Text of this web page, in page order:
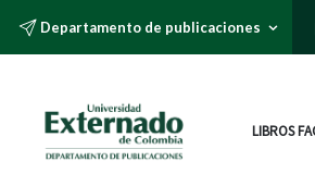
Departamento de publicaciones
LIBROS